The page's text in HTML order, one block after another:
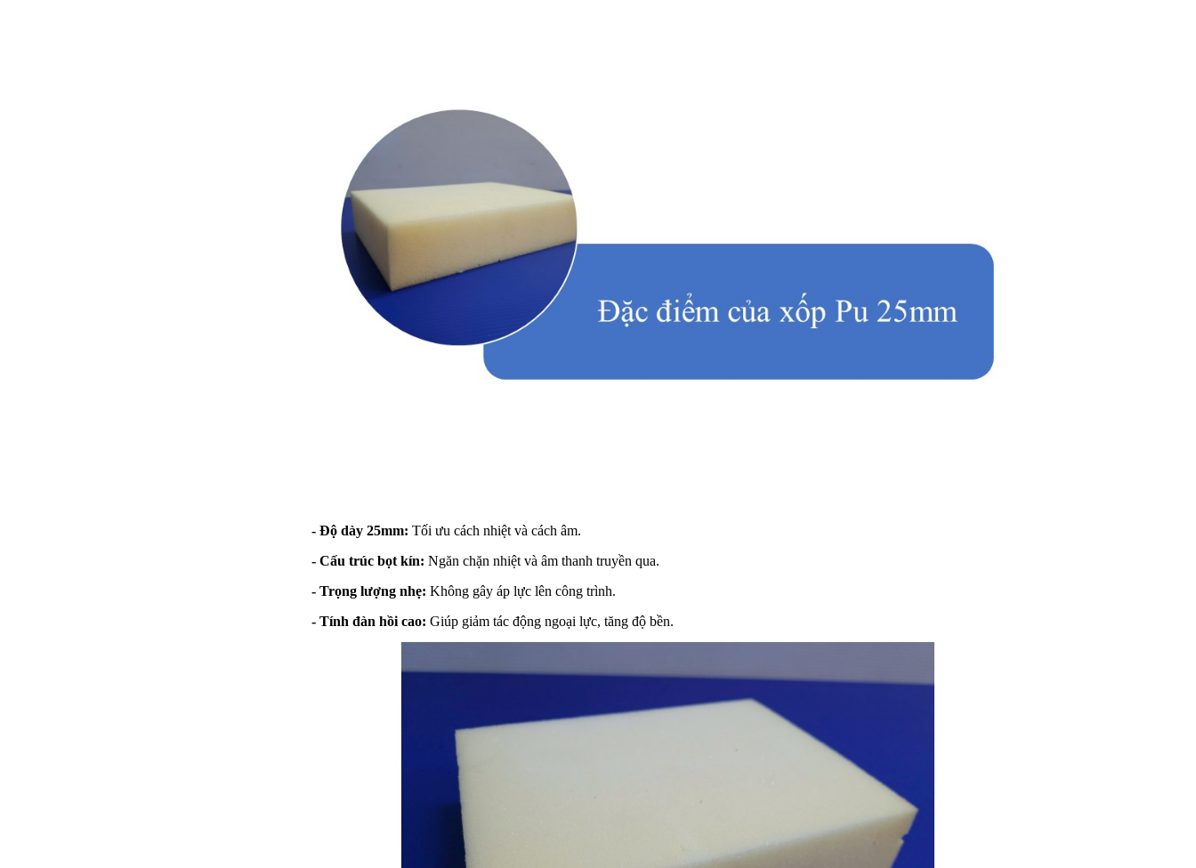
- Độ dày 25mm: Tối ưu cách nhiệt và cách âm.
- Cấu trúc bọt kín: Ngăn chặn nhiệt và âm thanh truyền qua.
- Trọng lượng nhẹ: Không gây áp lực lên công trình.
- Tính đàn hồi cao: Giúp giảm tác động ngoại lực, tăng độ bền.